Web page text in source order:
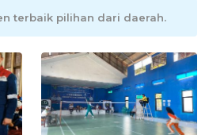
terbaik pilihan dari daerah.